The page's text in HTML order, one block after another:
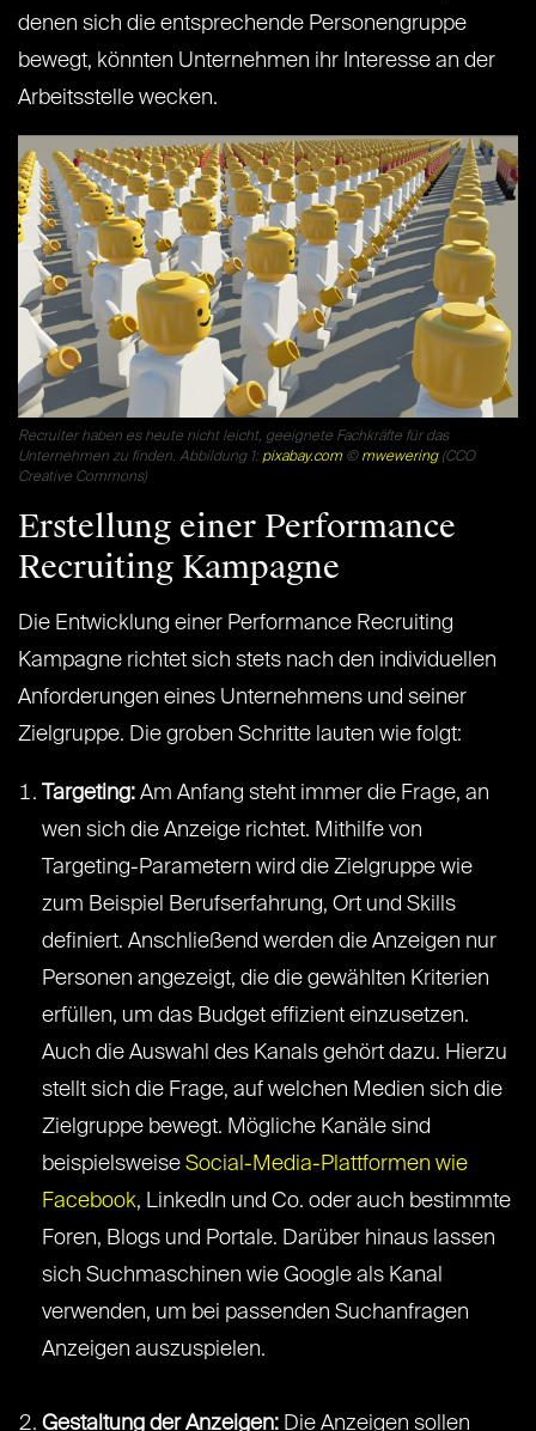
denen sich die entsprechende Personengruppe
bewegt, könnten Unternehmen ihr Interesse an der
Arbeitsstelle wecken.
Recruiter haben es heute nicht leicht, geeignete Fachkräfte für das
Unternehmen zu finden. Abbildung 1: pixabay.com © mwewering(CCO
Creative Commons)
Erstellung einer Performance
Recruiting Kampagne
Die Entwicklung einer Performance Recruiting
Kampagne richtet sich stets nach den individuellen
Anforderungen eines Unternehmens und seiner
Zielgruppe. Die groben Schritte lauten wie folgt:
Targeting: Am Anfang steht immer die Frage, an
wen sich die Anzeige richtet. Mithilfe von
Targeting-Parametern wird die Zielgruppe wie
zum Beispiel Berufserfahrung, Ort und Skills
definiert. Anschließend werden die Anzeigen nur
Personen angezeigt, die die gewählten Kriterien
erfüllen, um das Budget effizient einzusetzen.
Auch die Auswahl des Kanals gehört dazu. Hierzu
stellt sich die Frage, auf welchen Medien sich die
Zielgruppe bewegt. Mögliche Kanäle sind
beispielsweise Social-Media-Plattformen wie
Facebook, LinkedIn und Co. oder auch bestimmte
Foren, Blogs und Portale. Darüber hinaus lassen
sich Suchmaschinen wie Google als Kanal
verwenden, um bei passenden Suchanfragen
Anzeigen auszuspielen.
Gestaltung der Anzeigen: Die Anzeigen sollen